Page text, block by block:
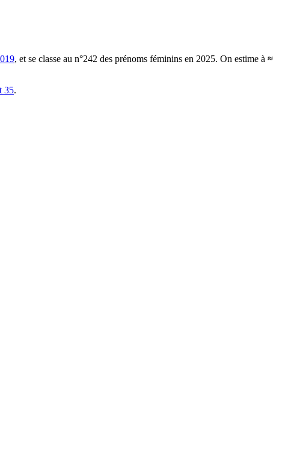
, et se classe au n°242 des prénoms féminins en 2025. On estime à ≈
35.